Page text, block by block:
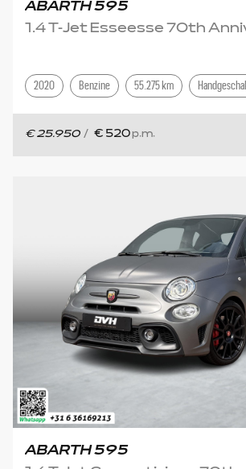
ABARTH 595
1.4 T-Jet Esseesse 70th
2020 Benzine 55.275 km
€ 25.950 / € 520 p.m.
ABARTH 595